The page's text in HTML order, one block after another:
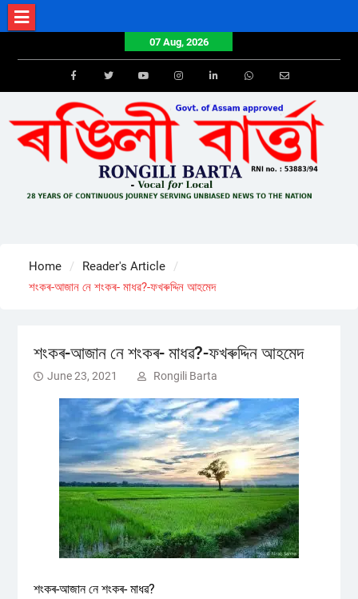
Skip
to
07 Aug, 2026
FacebookTwitterYoutube Email
Home
Reader's Article
শংকৰ-আজান নে শংকৰ- মাধৱ?-ফখৰুদ্দিন আহমেদ
শংকৰ-আজান নে শংকৰ- মাধৱ?-ফখৰুদ্দিন আহমেদ
June 23, 2021 Rongili Barta
শংকৰ-আজান নে শংকৰ- মাধৱ?